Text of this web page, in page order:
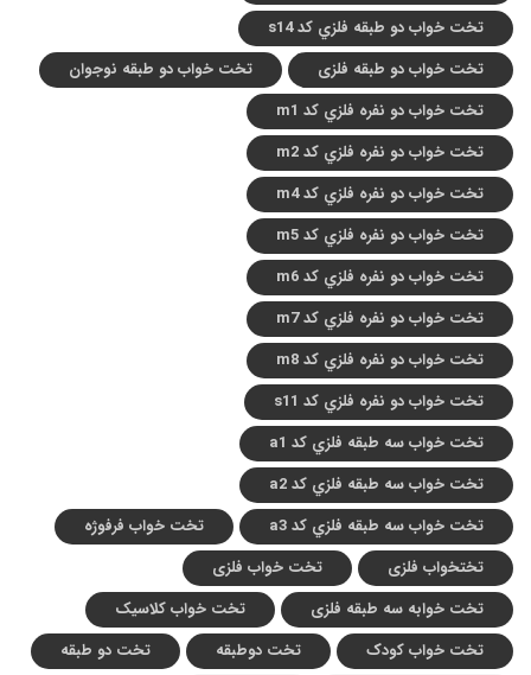
تخت خواب دو طبقه فلزي کد s14
تخت خواب دو طبقه فلزی
تخت خواب دو طبقه نوجوان
تخت خواب دو نفره فلزي کد m1
تخت خواب دو نفره فلزي کد m2
تخت خواب دو نفره فلزي کد m4
تخت خواب دو نفره فلزي کد m5
تخت خواب دو نفره فلزي کد m6
تخت خواب دو نفره فلزي کد m7
تخت خواب دو نفره فلزي کد m8
تخت خواب دو نفره فلزي کد s11
تخت خواب سه طبقه فلزي کد a1
تخت خواب سه طبقه فلزي کد a2
تخت خواب سه طبقه فلزي کد a3
تخت خواب فرفوژه
تختخواب فلزی
تخت خواب فلزی
تخت خوابه سه طبقه فلزی
تخت خواب کلاسیک
تخت خواب کودک
تخت دوطبقه
تخت دو طبقه